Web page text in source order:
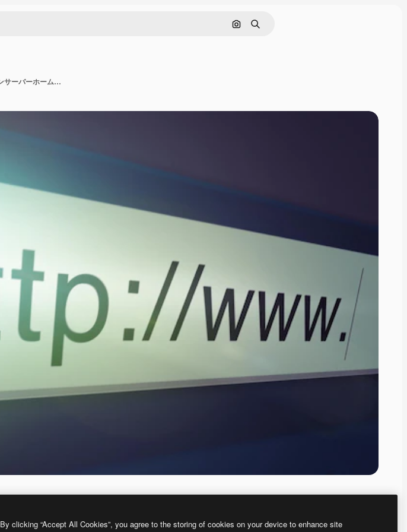
画像で検索
検索
ブラウザのウェブサイト検索バーのURL世界中の情報サーフィンサーバーホームページ (HTML) またはウェブページのアドレスクローズアップ研究ダウンロードおよびインターネット上のオンラインポータル
By clicking “Accept All Cookies”, you agree to the storing of cookies on your device to enhance site